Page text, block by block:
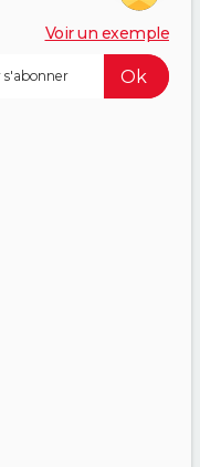
Voir un exemple